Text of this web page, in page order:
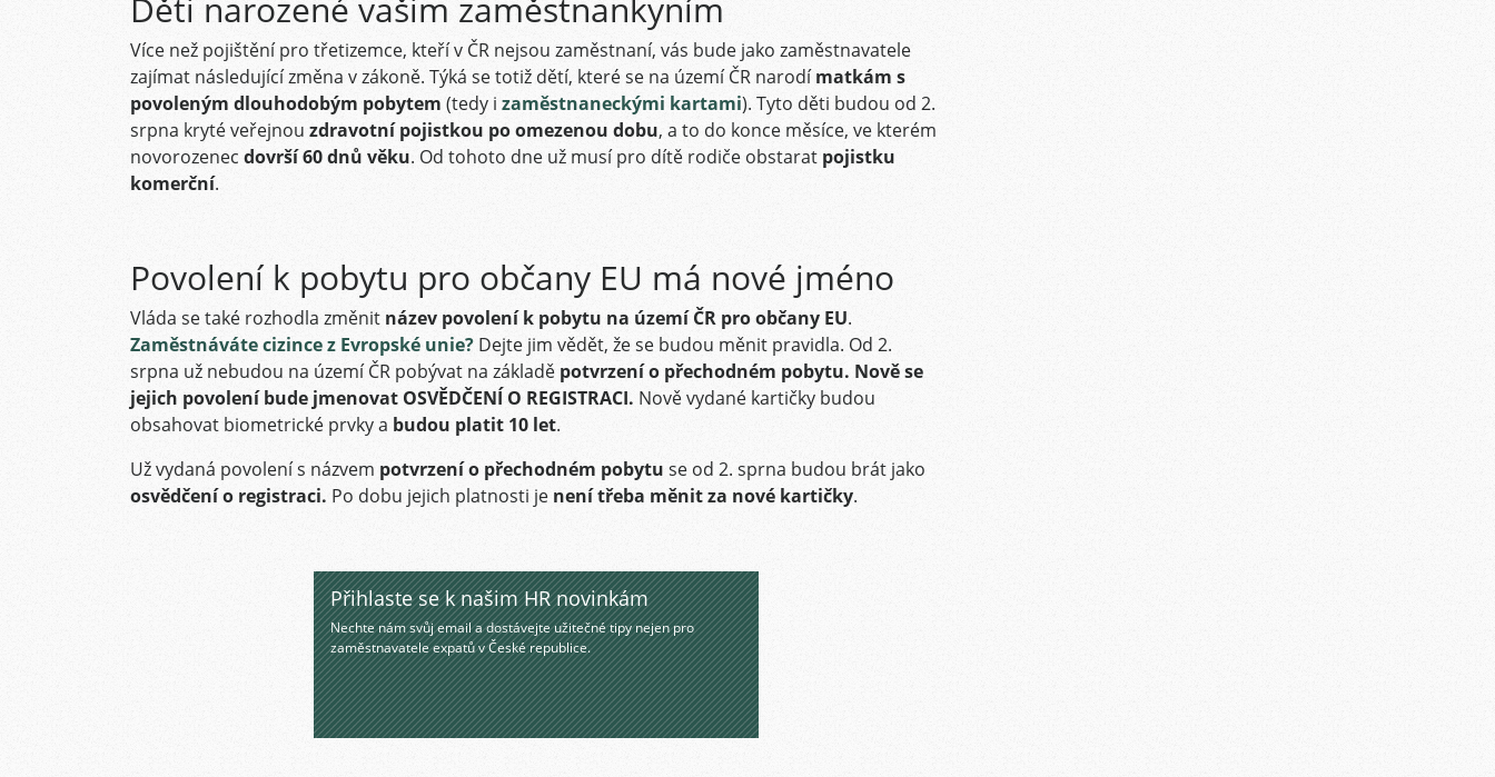
Děti narozené vašim zaměstnankyním
Více než pojištění pro třetizemce, kteří v ČR nejsou zaměstnaní, vás bude jako zaměstnavatele
zajímat následující změna v zákoně. Týká se totiž dětí, které se na území ČR narodímatkám s
povoleným dlouhodobým pobytem (tedy i zaměstnaneckými kartami). Tyto děti budou od 2.
srpna kryté veřejnou zdravotní pojistkou po omezenou dobu, a to do konce měsíce, ve kterém
novorozenec dovrší 60 dnů věku. Od tohoto dne už musí pro dítě rodiče obstarat pojistku
komerční.
Povolení k pobytu pro občany EU má nové jméno
Vláda se také rozhodla změnit název povolení k pobytu na území ČR pro občany EU.
Zaměstnáváte cizince z Evropské unie? Dejte jim vědět, že se budou měnit pravidla. Od 2.
srpna už nebudou na území ČR pobývat na základě potvrzení o přechodném pobytu. Nově se
jejich povolení bude jmenovat OSVĚDČENÍ O REGISTRACI. Nově vydané kartičky budou
obsahovat biometrické prvky a budou platit 10 let.
Už vydaná povolení s názvem potvrzení o přechodném pobytu se od 2. sprna budou brát jako
osvědčení o registraci. Po dobu jejich platnosti je není třeba měnit za nové kartičky.
Přihlaste se k našim HR novinkám
Nechte nám svůj email a dostávejte užitečné tipy nejen pro
zaměstnavatele expatů v České republice.